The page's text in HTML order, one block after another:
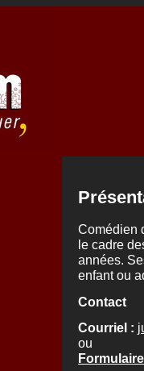
Comédien
le cadre
années.
enfant ou
Contact
Courriel :
ou